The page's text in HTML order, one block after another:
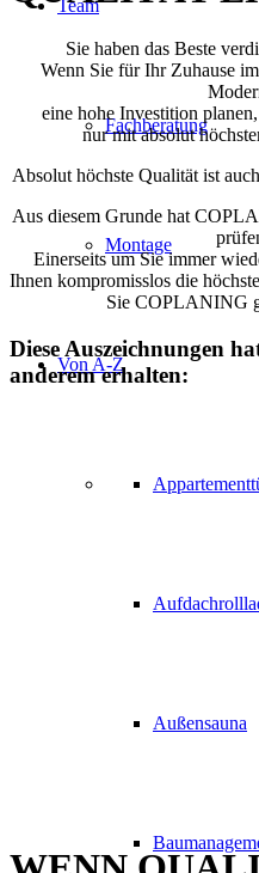
Team
Fachberatung
Montage
Von A-Z
Außensauna
Sie haben das Beste
Wenn Sie für Ihr Zuhause
eine hohe Investition
nur mit absolut
Absolut höchste Qualität ist
Aus diesem Grunde hat
Einerseits um Sie immer
Ihnen kompromisslos die
Sie COPLANING
Diese Auszeichnungen
anderem erhalten: